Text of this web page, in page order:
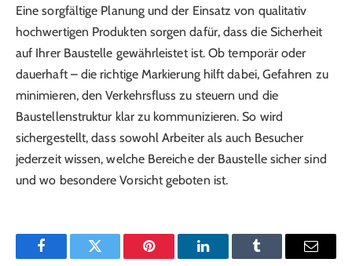
Eine sorgfältige Planung und der Einsatz von qualitativ
hochwertigen Produkten sorgen dafür, dass die Sicherheit
auf Ihrer Baustelle gewährleistet ist. Ob temporär oder
dauerhaft – die richtige Markierung hilft dabei, Gefahren zu
minimieren, den Verkehrsfluss zu steuern und die
Baustellenstruktur klar zu kommunizieren. So wird
sichergestellt, dass sowohl Arbeiter als auch Besucher
jederzeit wissen, welche Bereiche der Baustelle sicher sind
und wo besondere Vorsicht geboten ist.
FacebookTwitter Pinterest LinkedInTumblr Email